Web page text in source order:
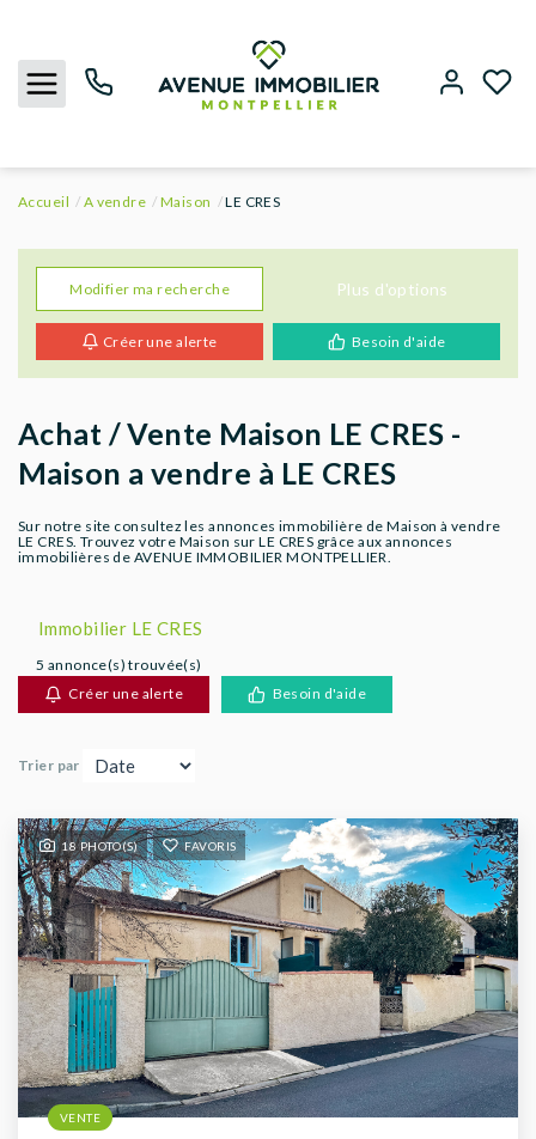
ACHETER
LOUER
BIENS VENDUS
ESTIMER
AGENCES
Accueil A vendre Maison LE CRES
Modifier ma recherche Plus d'options
Créer une alerte Besoin d'aide
Achat / Vente Maison LE CRES -
Maison a vendre à LE CRES
Sur notre site consultez les annonces immobilière de Maison à vendre
LE CRES. Trouvez votre Maison sur LE CRES grâce aux annonces
immobilières de AVENUE IMMOBILIER MONTPELLIER.
Immobilier LE CRES
5 annonce(s) trouvée(s)
Créer une alerte
Besoin d'aide
Trier par
18 PHOTO(S) FAVORIS
VENTE